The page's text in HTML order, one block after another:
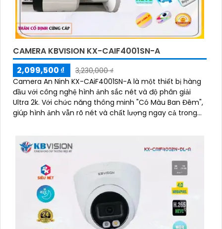
CAMERA KBVISION KX-CAIF4001SN-A
2,099,500 ₫
3,230,000 ₫
Camera An Ninh KX-CAiF4001SN-A là một thiết bị hàng
đầu với công nghệ hình ảnh sắc nét và độ phân giải
Ultra 2k. Với chức năng thông minh "Có Màu Ban Đêm",
giúp hình ảnh vẫn rõ nét và chất lượng ngay cả trong